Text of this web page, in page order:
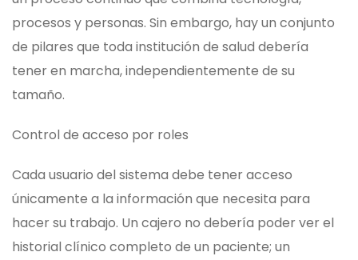
procesos y personas. Sin embargo, hay un conjunto
de pilares que toda institución de salud debería
tener en marcha, independientemente de su
tamaño.
Control de acceso por roles
Cada usuario del sistema debe tener acceso
únicamente a la información que necesita para
hacer su trabajo. Un cajero no debería poder ver el
historial clínico completo de un paciente; un